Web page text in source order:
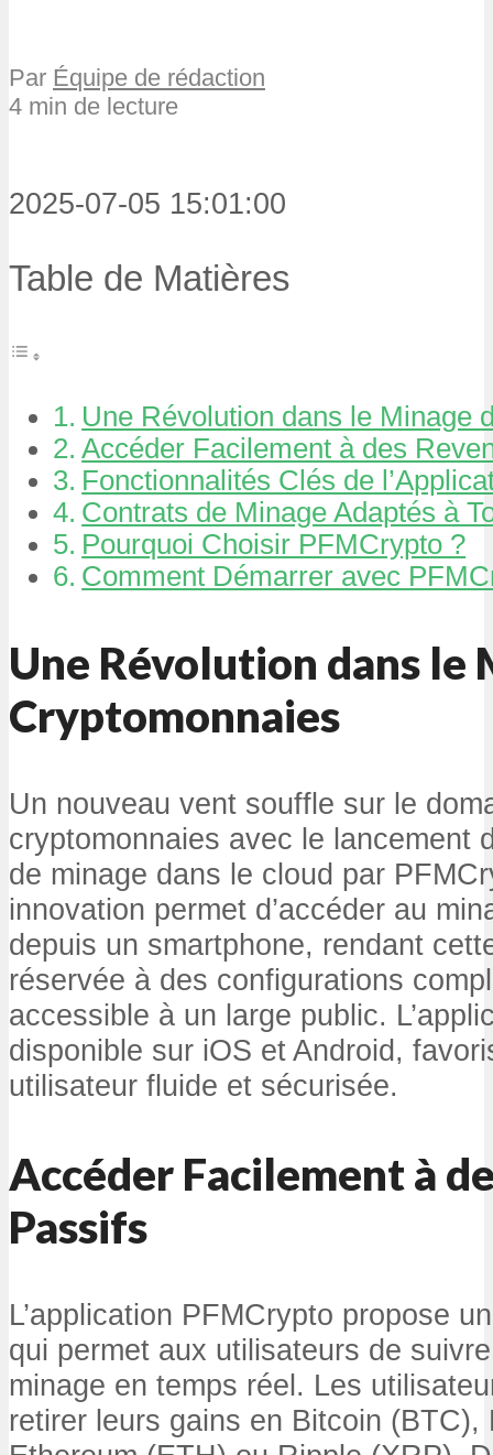
Par Équipe de rédaction
4 min de lecture
2025-07-05 15:01:00
Table de Matières
Une Révolution dans le Minage
Accéder Facilement à des
Fonctionnalités Clés de
Contrats de Minage Adaptés à
Pourquoi Choisir PFMCrypto ?
Comment Démarrer avec
Une Révolution dans le
Cryptomonnaies
Un nouveau vent souffle sur le
cryptomonnaies avec le lancement
de minage dans le cloud par
innovation permet d’accéder au
depuis un smartphone, rendant
réservée à des configurations
accessible à un large public.
disponible sur iOS et Android,
utilisateur fluide et sécurisée.
Accéder Facilement à
Passifs
L’application PFMCrypto propose
qui permet aux utilisateurs de
minage en temps réel. Les
retirer leurs gains en Bitcoin (BTC),